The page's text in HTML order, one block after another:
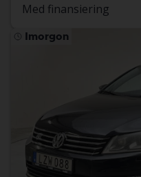
Med finansiering
Imorgon